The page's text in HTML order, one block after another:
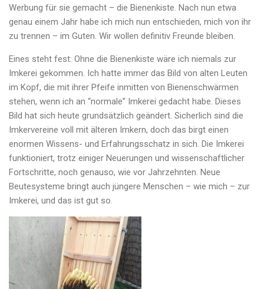
Werbung für sie gemacht – die Bienenkiste. Nach nun etwa
genau einem Jahr habe ich mich nun entschieden, mich von ihr
zu trennen – im Guten. Wir wollen definitiv Freunde bleiben.
Eines steht fest: Ohne die Bienenkiste wäre ich niemals zur
Imkerei gekommen. Ich hatte immer das Bild von alten Leuten
im Kopf, die mit ihrer Pfeife inmitten von Bienenschwärmen
stehen, wenn ich an “normale” Imkerei gedacht habe. Dieses
Bild hat sich heute grundsätzlich geändert. Sicherlich sind die
Imkervereine voll mit älteren Imkern, doch das birgt einen
enormen Wissens- und Erfahrungsschatz in sich. Die Imkerei
funktioniert, trotz einiger Neuerungen und wissenschaftlicher
Fortschritte, noch genauso, wie vor Jahrzehnten. Neue
Beutesysteme bringt auch jüngere Menschen – wie mich – zur
Imkerei, und das ist gut so.